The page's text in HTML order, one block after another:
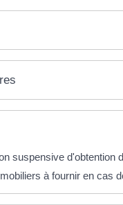
suspensive d'obtention
à fournir en cas